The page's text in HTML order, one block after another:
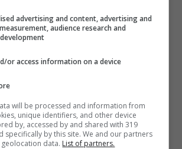
di reddito si
l’importo stabilito per una
, la rivalutazionesi applica
l’aliquota dello scaglione
advertising and content, advertising and
audience research and
or access information on a device
will be processed and information from
unique identifiers, and other device
by, accessed by and shared with 319
specifically by this site. We and our partners
data. List of partners.